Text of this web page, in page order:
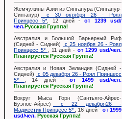
Жемчужины Азии из Сингапура (Сингапур-
Сингапур)
с 30 октября 26 - Роял
Принцесс 5* , 12 дней -от 1239 usd/
чел.Русская Группа!
Австралия и Большой Барьерный Риф
(Сидней - Сидней)
с 25 ноября 26 - Роял
Принцесс 5*
, 11 дней - от 1299 usd/чел.
Планируется Русская Группа!
Австралия и Новая Зеландия (Сидней -
Сидней)
с 05 декабря 26 - Роял Принцесс
5*
, 14 дней -от 1499 usd/чел.
Планируется Русская Группа!
Вокруг Мыса Горн (Сантьяго-Айрес-
Буэнос-Айрес)
с 22 декабря26 -
Маджестик Принцесс 5*
, 16 дней - от 1999
usd/чел.Русская Группа!